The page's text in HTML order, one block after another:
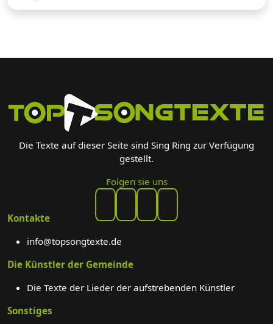
Die Texte auf dieser Seite sind Sing Ring zur Verfügung
gestellt.
Folgen sie uns
Kontakte
info@topsongtexte.de
Die Künstler der Gemeinde
Die Texte der Lieder der aufstrebenden Künstler
Sonstiges